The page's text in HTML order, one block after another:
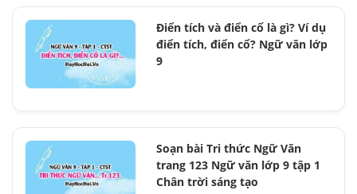
Điển tích và điển cố là gì? Ví dụ
điển tích, điển cố? Ngữ văn lớp
9
Soạn bài Tri thức Ngữ Văn
trang 123 Ngữ văn lớp 9 tập 1
Chân trời sáng tạo